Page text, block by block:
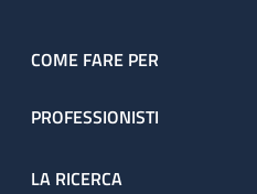
COME FARE PER
PROFESSIONISTI
LA RICERCA